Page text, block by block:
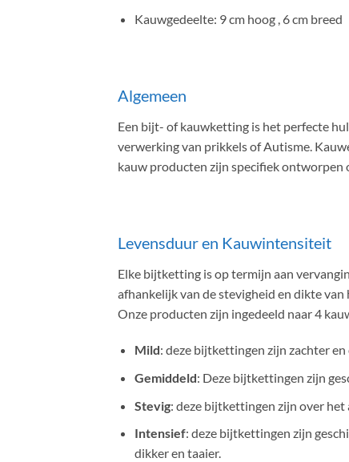
Kauwgedeelte: 9 cm hoog , 6 cm breed
Algemeen
Een bijt- of kauwketting is het perfecte
verwerking van prikkels of Autisme.
kauw producten zijn specifiek ontworpen
Levensduur en Kauwintensiteit
Elke bijtketting is op termijn aan
afhankelijk van de stevigheid en dikte
Onze producten zijn ingedeeld naar 4
Mild: deze bijtkettingen zijn zachter
Gemiddeld: Deze bijtkettingen zijn
Stevig: deze bijtkettingen zijn over het
Intensief: deze bijtkettingen zijn
dikker en taaier.